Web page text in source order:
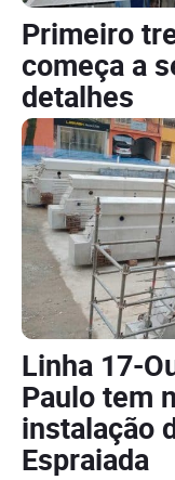
Primeiro
começa a
detalhes
Linha 17-
Paulo tem
instalação
Espraiada